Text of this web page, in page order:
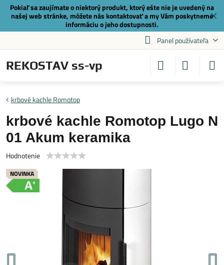
✕
Pokiaľ sa zaujímate o niektorý produkt, ktorý ešte nie je uvedený na
našej web stránke, môžete nás kontaktovaťa my Vám poskytneme
informáciu o jeho dostupnosti.
Panel používateľa
REKOSTAV ss-vp
NOVINKA
krbové kachle Romotop
krbové kachle Romotop Lugo N
01 Akum keramika
Hodnotenie